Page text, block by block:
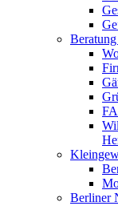
Berliner